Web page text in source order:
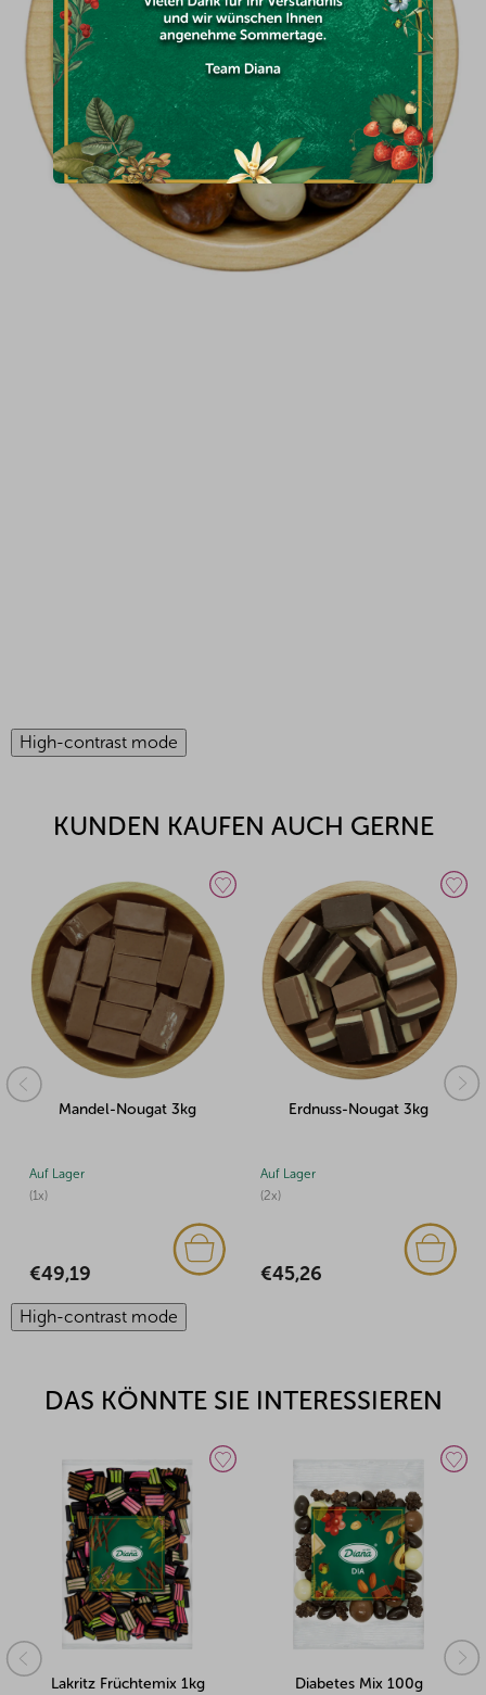
High-contrast mode
KUNDEN KAUFEN AUCH GERNE
Mandel-Nougat 3kg
(1x)
Auf Lager
€49,19
Erdnuss-Nougat 3kg
(2x)
Auf Lager
€45,26
High-contrast mode
DAS KÖNNTE SIE INTERESSIEREN
Lakritz Früchtemix 1kg Diabetes Mix 100g